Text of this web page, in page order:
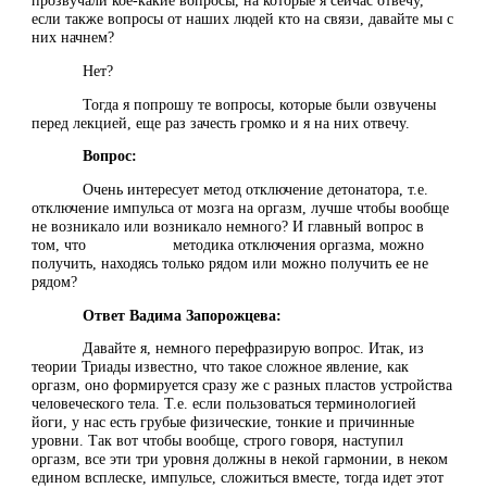
если также вопросы от наших людей кто на связи, давайте мы с
них начнем?
Нет?
Тогда я попрошу те вопросы, которые были озвучены
перед лекцией, еще раз зачесть громко и я на них отвечу.
Вопрос:
Очень интересует метод отключение детонатора, т.е.
отключение импульса от мозга на оргазм, лучше чтобы вообще
не возникало или возникало немного? И главный вопрос в
том, что методика отключения оргазма, можно
получить, находясь только рядом или можно получить ее не
рядом?
Ответ Вадима Запорожцева:
Давайте я, немного перефразирую вопрос. Итак, из
теории Триады известно, что такое сложное явление, как
оргазм, оно формируется сразу же с разных пластов устройства
человеческого тела. Т.е. если пользоваться терминологией
йоги, у нас есть грубые физические, тонкие и причинные
уровни. Так вот чтобы вообще, строго говоря, наступил
оргазм, все эти три уровня должны в некой гармонии, в неком
едином всплеске, импульсе, сложиться вместе, тогда идет этот